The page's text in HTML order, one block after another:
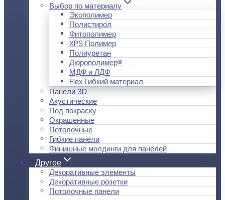
Выбор по материалу
Экополимер
Полистирол
Фитополимер
XPS Полимер
Полиуретан
Дюрополимер®
МДФ и ЛДФ
Flex Гибкий материал
Панели 3D
Акустические
Под покраску
Окрашенные
Потолочные
Гибкие панели
Финишные молдинги для панелей
Другое
Декоративные элементы
Декоративные розетки
Потолочные панели